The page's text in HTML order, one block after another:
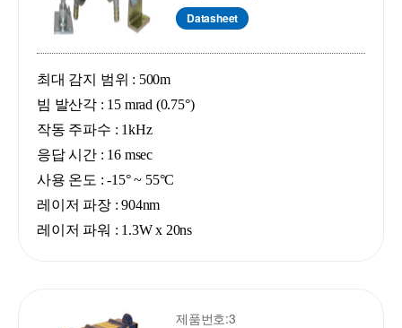
Datasheet
최대 감지 범위 : 500m
빔 발산각 : 15 mrad (0.75°)
작동 주파수 : 1kHz
응답 시간 : 16 msec
사용 온도 : -15° ~ 55°C
레이저 파장 : 904nm
레이저 파워 : 1.3W x 20ns
제품번호:3